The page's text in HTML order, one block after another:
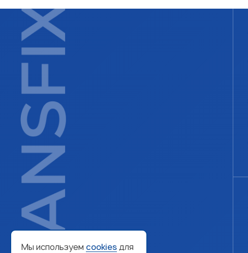
Мы используем cookiesдля